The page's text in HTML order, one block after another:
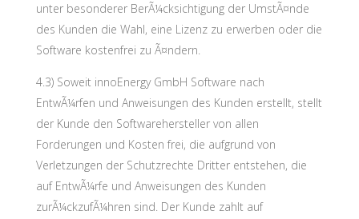
unter besonderer BerÃ¼cksichtigung der UmstÃ¤nde
des Kunden die Wahl, eine Lizenz zu erwerben oder die
Software kostenfrei zu Ã¤ndern.
4.3) Soweit innoEnergy GmbH Software nach
EntwÃ¼rfen und Anweisungen des Kunden erstellt, stellt
der Kunde den Softwarehersteller von allen
Forderungen und Kosten frei, die aufgrund von
Verletzungen der Schutzrechte Dritter entstehen, die
auf EntwÃ¼rfe und Anweisungen des Kunden
zurÃ¼ckzufÃ¼hren sind. Der Kunde zahlt auf